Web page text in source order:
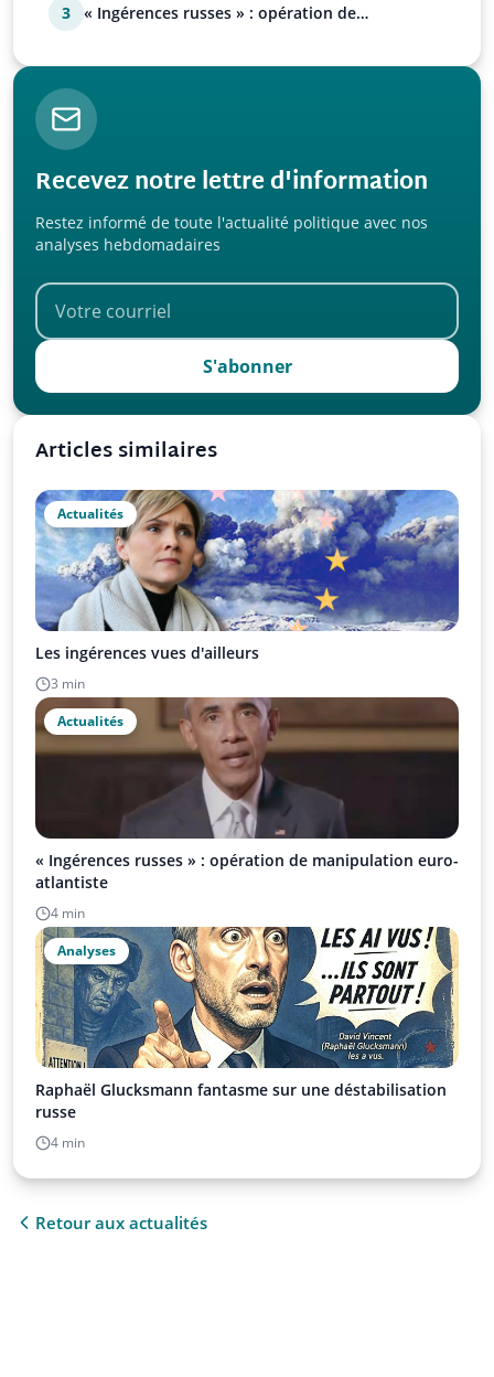
3
« Ingérences russes » : opération de
Recevez notre lettre d'information
Restez informé de toute l'actualité politique avec nos
analyses hebdomadaires
S'abonner
Articles similaires
Actualités
Les ingérences vues d'ailleurs
3 min
Actualités
« Ingérences russes » : opération de manipulation euro-
atlantiste
4 min
Analyses
Raphaël Glucksmann fantasme sur une déstabilisation
russe
4 min
Retour aux actualités